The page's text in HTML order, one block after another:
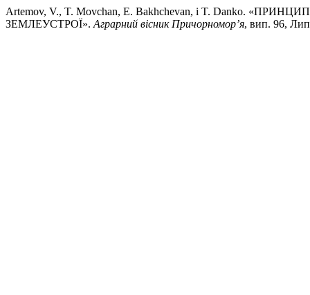
Artemov, V., T. Movchan, E. Bakhchevan, і T. Danko.
ЗЕМЛЕУСТРОЇ». Аграрний вісник Причорномор’я, вип. 96,